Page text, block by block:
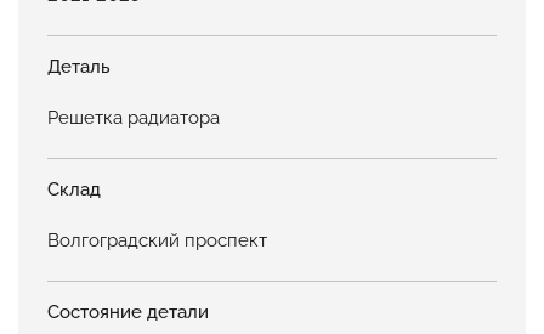
Деталь
Решетка радиатора
Склад
Волгоградский проспект
Состояние детали